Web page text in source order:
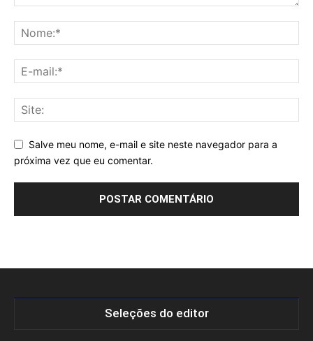
Salve meu nome, e-mail e site neste navegador para a
próxima vez que eu comentar.
Seleções do editor